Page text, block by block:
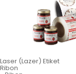
Laser (Lazer) Etiket
Ribon